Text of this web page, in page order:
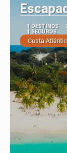
1 DESTINOS
1 SEGUROS
Costa